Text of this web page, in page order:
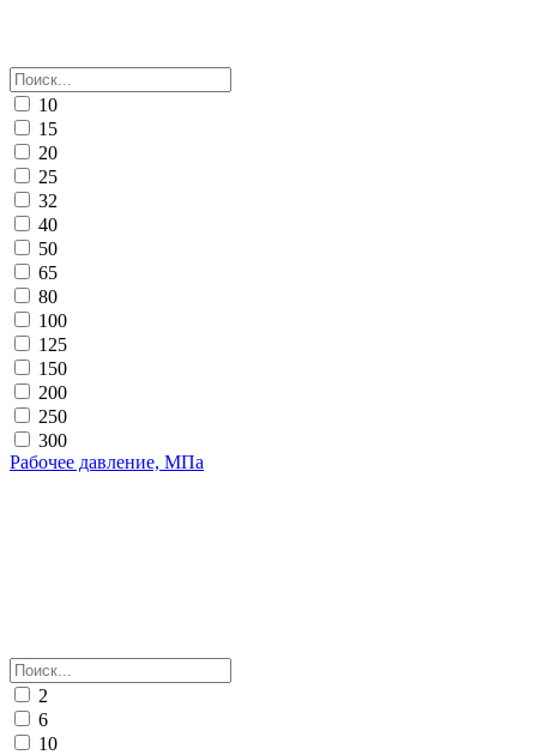
10
15
20
25
32
40
50
65
80
100
125
150
200
250
300
Рабочее давление, МПа
2
6
10